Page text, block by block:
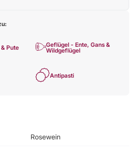
Pute
Geflügel - Ente, Gans &
Wildgeflügel
Antipasti
Rosewein